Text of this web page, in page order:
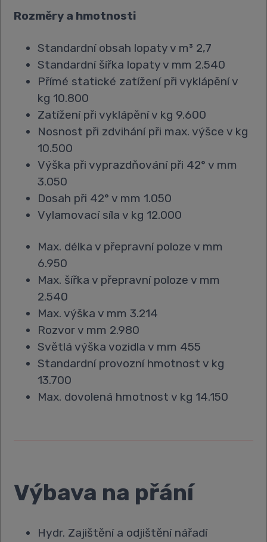
Rozměry a hmotnosti
Standardní obsah lopaty v m³ 2,7
Standardní šířka lopaty v mm 2.540
Přímé statické zatížení při vyklápění v
kg 10.800
Zatížení při vyklápění v kg 9.600
Nosnost při zdvihání při max. výšce v kg
10.500
Výška při vyprazdňování při 42° v mm
3.050
Dosah při 42° v mm 1.050
Vylamovací síla v kg 12.000
Max. délka v přepravní poloze v mm
6.950
Max. šířka v přepravní poloze v mm
2.540
Max. výška v mm 3.214
Rozvor v mm 2.980
Světlá výška vozidla v mm 455
Standardní provozní hmotnost v kg
13.700
Max. dovolená hmotnost v kg 14.150
Výbava na přání
Hydr. Zajištění a odjištění nářadí